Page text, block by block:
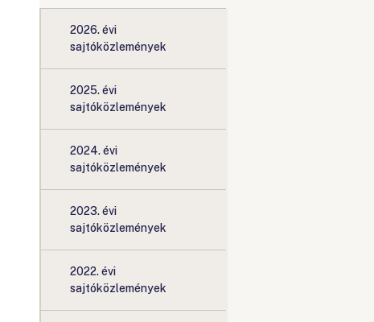
2026. évi
sajtóközlemények
2025. évi
sajtóközlemények
2024. évi
sajtóközlemények
2023. évi
sajtóközlemények
2022. évi
sajtóközlemények